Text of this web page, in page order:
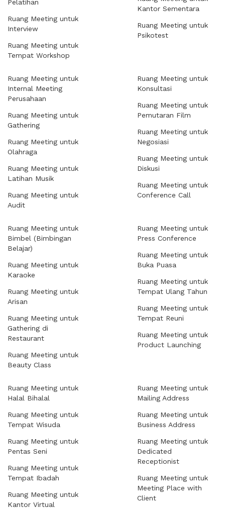
Pelatihan
Ruang Meeting untuk
Interview
Ruang Meeting untuk
Tempat Workshop
Kantor Sementara
Ruang Meeting untuk
Psikotest
Ruang Meeting untuk
Internal Meeting
Perusahaan
Ruang Meeting untuk
Gathering
Ruang Meeting untuk
Olahraga
Ruang Meeting untuk
Latihan Musik
Ruang Meeting untuk
Audit
Ruang Meeting untuk
Konsultasi
Ruang Meeting untuk
Pemutaran Film
Ruang Meeting untuk
Negosiasi
Ruang Meeting untuk
Diskusi
Ruang Meeting untuk
Conference Call
Ruang Meeting untuk
Bimbel (Bimbingan
Belajar)
Ruang Meeting untuk
Karaoke
Ruang Meeting untuk
Arisan
Ruang Meeting untuk
Gathering di
Restaurant
Ruang Meeting untuk
Beauty Class
Ruang Meeting untuk
Press Conference
Ruang Meeting untuk
Buka Puasa
Ruang Meeting untuk
Tempat Ulang Tahun
Ruang Meeting untuk
Tempat Reuni
Ruang Meeting untuk
Product Launching
Ruang Meeting untuk
Halal Bihalal
Ruang Meeting untuk
Tempat Wisuda
Ruang Meeting untuk
Pentas Seni
Ruang Meeting untuk
Tempat Ibadah
Ruang Meeting untuk
Kantor Virtual
Ruang Meeting untuk
Mailing Address
Ruang Meeting untuk
Business Address
Ruang Meeting untuk
Dedicated
Receptionist
Ruang Meeting untuk
Meeting Place with
Client